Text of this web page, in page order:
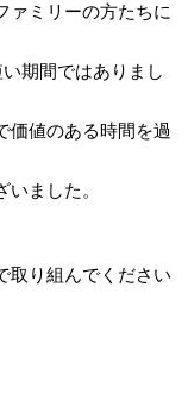
ァミリーの方たちに
期間ではありまし
価値のある時間を過
ました。
取り組んでください